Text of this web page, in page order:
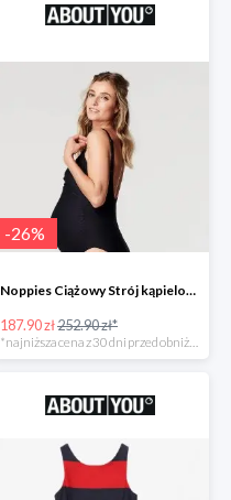
-26%
Noppies Ciążowy Strój kąpielowy 'Bibi' -26%
187.90 zł252.90 zł*